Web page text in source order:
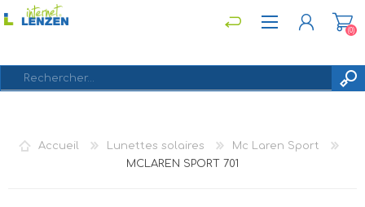
CONNEXION
(0)
Accueil Lunettes solaires
Mc Laren Sport
MCLAREN SPORT 701